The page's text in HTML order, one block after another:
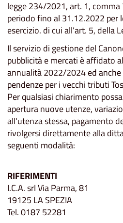
legge 234/2021, art. 1, comma
periodo fino al 31.12.2022 per
esercizio. di cui all’art. 5, della
Il servizio di gestione del
pubblicità e mercati è affidato
annualità 2022/2024 ed
pendenze per i vecchi tributi
Per qualsiasi chiarimento
apertura nuove utenze,
all'utenza stessa, pagamento
rivolgersi direttamente alla
seguenti modalità:
RIFERIMENTI
I.C.A. srl Via Parma, 81
19125 LA SPEZIA
Tel. 0187 52281